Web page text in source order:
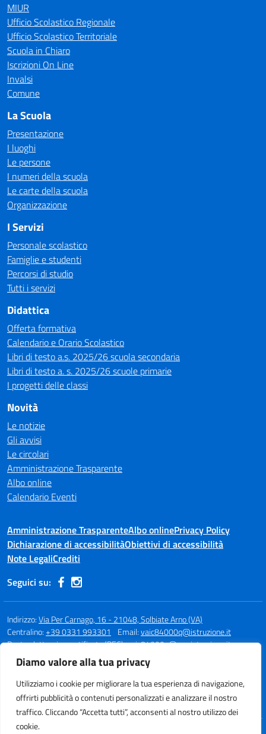
Diamo valore alla tua privacy
Utilizziamo i cookie per migliorare la tua esperienza di navigazione,
offrirti pubblicità o contenuti personalizzati e analizzare il nostro
traffico. Cliccando “Accetta tutti”, acconsenti al nostro utilizzo dei
cookie.
MIUR
Ufficio Scolastico Regionale
Ufficio Scolastico Territoriale
Scuola in Chiaro
Iscrizioni On Line
Invalsi
Comune
La Scuola
Presentazione
I luoghi
Le persone
I numeri della scuola
Le carte della scuola
Organizzazione
I Servizi
Personale scolastico
Famiglie e studenti
Percorsi di studio
Tutti i servizi
Didattica
Offerta formativa
Calendario e Orario Scolastico
Libri di testo a.s. 2025/26 scuola secondaria
Libri di testo a. s. 2025/26 scuole primarie
I progetti delle classi
Novità
Le notizie
Gli avvisi
Le circolari
Amministrazione Trasparente
Albo online
Calendario Eventi
Amministrazione TrasparenteAlbo onlinePrivacy Policy
Dichiarazione di accessibilitàObiettivi di accessibilità
Note LegaliCrediti
Seguici su:
Indirizzo:Via Per Carnago, 16 - 21048, Solbiate Arno (VA)
Centralino:+39 0331 993301 Email:vaic84000q@istruzione.it
Posta elettronica certificata (PEC):vaic84000q@pec.istruzione.it
Codice fiscale: 80015980123
Codice meccanografico:
VAIC84000Q
Codice unico di fatturazione (CUF): UFBQUC